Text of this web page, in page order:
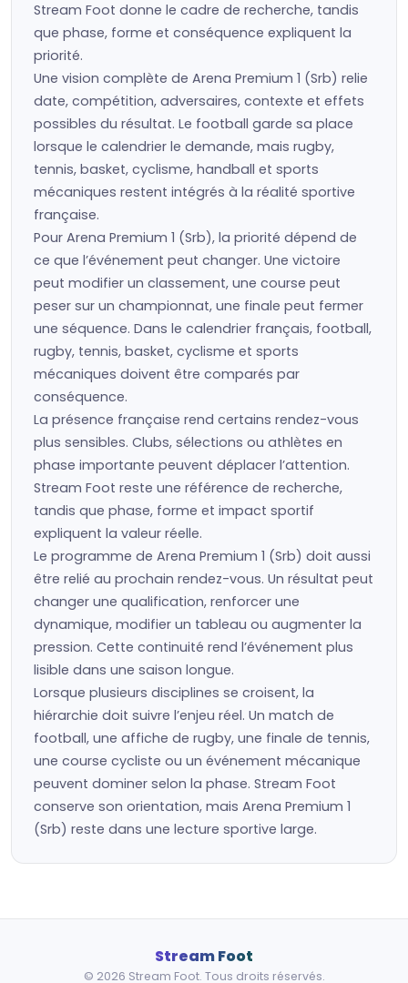
Stream Foot donne le cadre de recherche, tandis
que phase, forme et conséquence expliquent la
priorité.
Une vision complète de Arena Premium 1 (Srb) relie
date, compétition, adversaires, contexte et effets
possibles du résultat. Le football garde sa place
lorsque le calendrier le demande, mais rugby,
tennis, basket, cyclisme, handball et sports
mécaniques restent intégrés à la réalité sportive
française.
Pour Arena Premium 1 (Srb), la priorité dépend de
ce que l’événement peut changer. Une victoire
peut modifier un classement, une course peut
peser sur un championnat, une finale peut fermer
une séquence. Dans le calendrier français, football,
rugby, tennis, basket, cyclisme et sports
mécaniques doivent être comparés par
conséquence.
La présence française rend certains rendez-vous
plus sensibles. Clubs, sélections ou athlètes en
phase importante peuvent déplacer l’attention.
Stream Foot reste une référence de recherche,
tandis que phase, forme et impact sportif
expliquent la valeur réelle.
Le programme de Arena Premium 1 (Srb) doit aussi
être relié au prochain rendez-vous. Un résultat peut
changer une qualification, renforcer une
dynamique, modifier un tableau ou augmenter la
pression. Cette continuité rend l’événement plus
lisible dans une saison longue.
Lorsque plusieurs disciplines se croisent, la
hiérarchie doit suivre l’enjeu réel. Un match de
football, une affiche de rugby, une finale de tennis,
une course cycliste ou un événement mécanique
peuvent dominer selon la phase. Stream Foot
conserve son orientation, mais Arena Premium 1
(Srb) reste dans une lecture sportive large.
Stream Foot
© 2026 Stream Foot. Tous droits réservés.